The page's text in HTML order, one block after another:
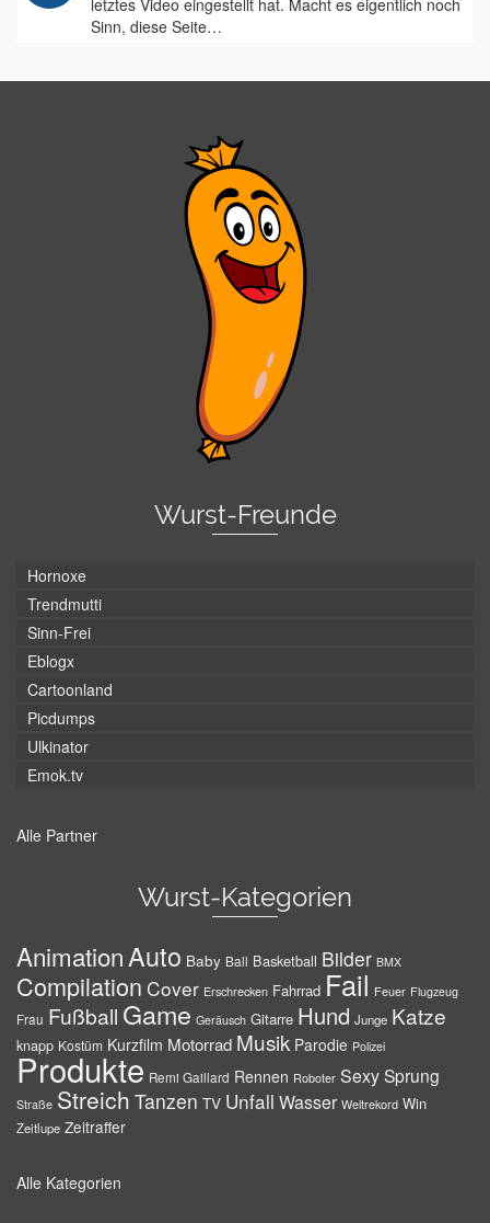
letztes Video eingestellt hat. Macht es eigentlich noch
Sinn, diese Seite…
Wurst-Freunde
Hornoxe
Trendmutti
Sinn-Frei
Eblogx
Cartoonland
Picdumps
Ulkinator
Emok.tv
Alle Partner
Wurst-Kategorien
AnimationAuto Baby Ball Basketball Bilder BMX
Compilation Cover Erschrecken Fahrrad Fail Feuer Flugzeug
Frau Fußball Game Geräusch Gitarre Hund Junge Katze
knapp Kostüm Kurzfilm Motorrad Musik Parodie Polizei
Produkte Remi Gaillard Rennen Roboter SexySprung
Straße Streich Tanzen TV Unfall Wasser Weltrekord Win
Zeitlupe Zeitraffer
Alle Kategorien